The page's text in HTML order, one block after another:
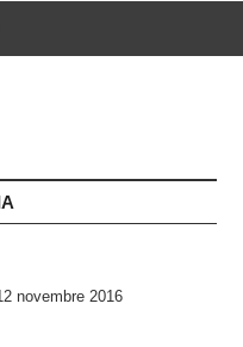
novembre 2016